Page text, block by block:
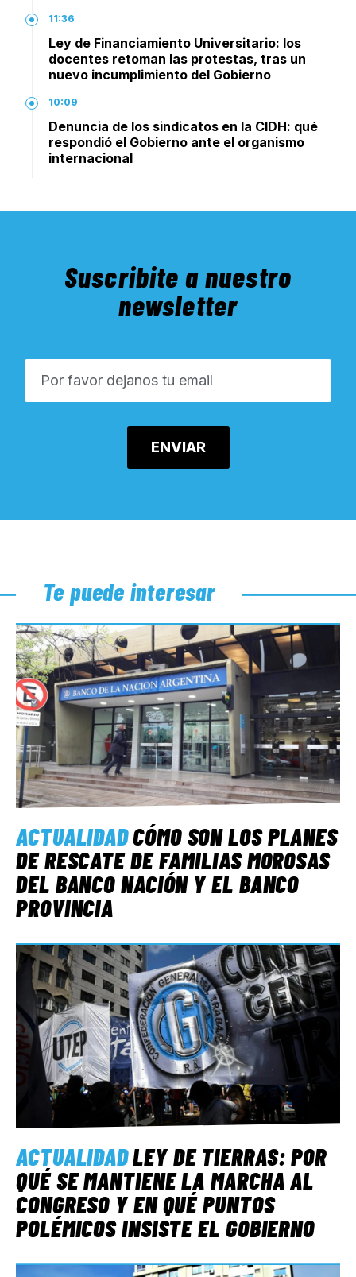
11:36
Ley de Financiamiento Universitario: los
docentes retoman las protestas, tras un
nuevo incumplimiento del Gobierno
10:09
Denuncia de los sindicatos en la CIDH: qué
respondió el Gobierno ante el organismo
internacional
Suscribite a nuestro
newsletter
Te puede interesar
ACTUALIDADCÓMO SON LOS PLANES
DE RESCATE DE FAMILIAS MOROSAS
DEL BANCO NACIÓN Y EL BANCO
PROVINCIA
ACTUALIDADLEY DE TIERRAS: POR
QUÉ SE MANTIENE LA MARCHA AL
CONGRESO Y EN QUÉ PUNTOS
POLÉMICOS INSISTE EL GOBIERNO